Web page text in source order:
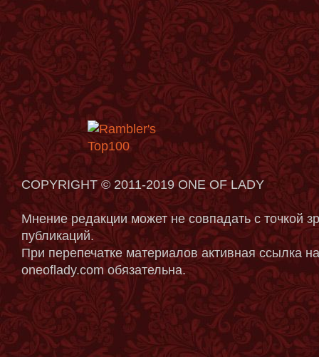
COPYRIGHT © 2011-2019 ONE OF LADY
Мнение редакции может не совпадать с точкой
публикаций.
При перепечатке материалов активная ссылка
oneoflady.com обязательна.